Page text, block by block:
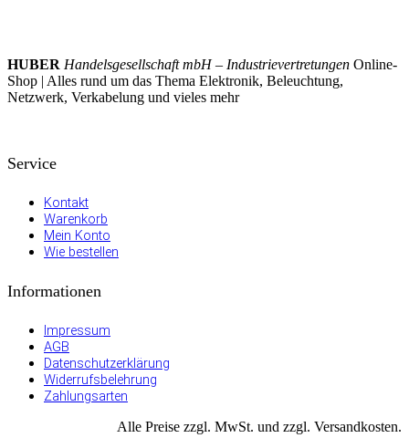
HUBER Handelsgesellschaft mbH – Industrievertretungen Online-
Shop | Alles rund um das Thema Elektronik, Beleuchtung,
Netzwerk, Verkabelung und vieles mehr
Service
Kontakt
Warenkorb
Mein Konto
Wie bestellen
Informationen
Impressum
AGB
Datenschutzerklärung
Widerrufsbelehrung
Zahlungsarten
Alle Preise zzgl. MwSt. und zzgl. Versandkosten.